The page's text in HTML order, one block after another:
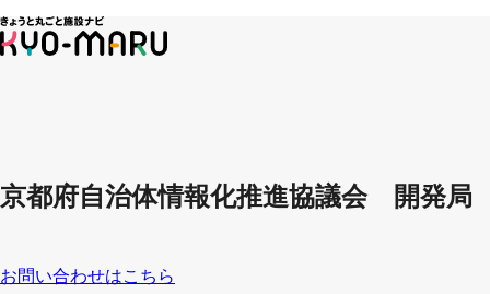
京都府自治体情報化推進協議会 開発局
お問い合わせはこちら